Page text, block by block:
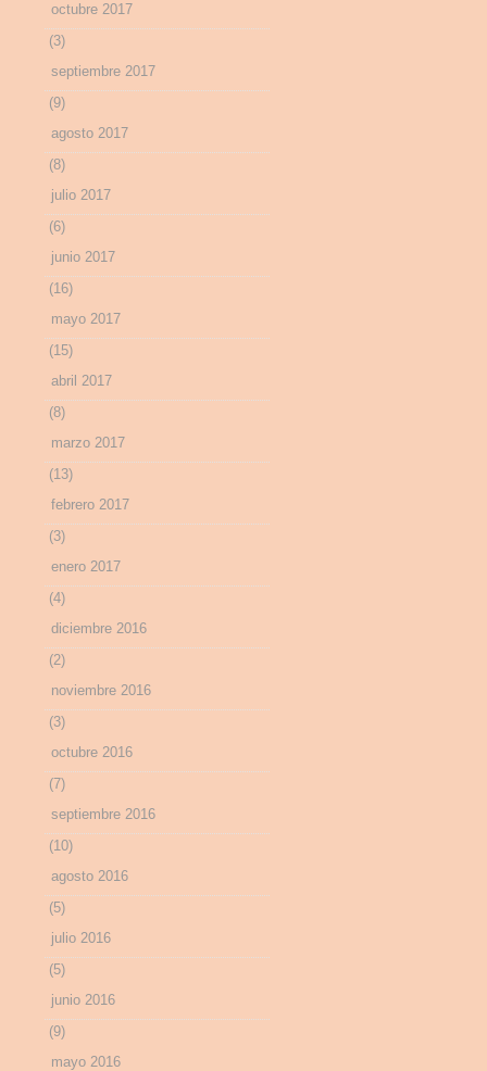
octubre 2017
(3)
septiembre 2017
(9)
agosto 2017
(8)
julio 2017
(6)
junio 2017
(16)
mayo 2017
(15)
abril 2017
(8)
marzo 2017
(13)
febrero 2017
(3)
enero 2017
(4)
diciembre 2016
(2)
noviembre 2016
(3)
octubre 2016
(7)
septiembre 2016
(10)
agosto 2016
(5)
julio 2016
(5)
junio 2016
(9)
mayo 2016